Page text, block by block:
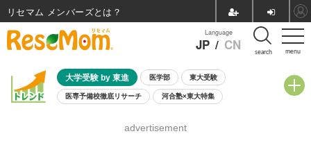
menu
Language
JP / CN search
大学受験 by 東進 医学部 東大受験
医専予備校徹底リサーチ 河合塾×東大特集
8月開催学校説明会・相談会
advertisement
リセマム メンバーズ